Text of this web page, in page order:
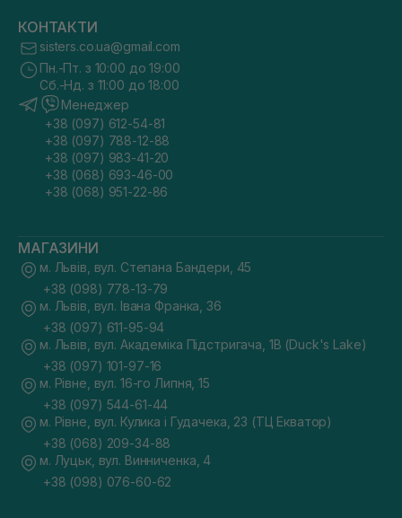
КОНТАКТИ
sisters.co.ua@gmail.com
Пн.-Пт. з 10:00 до 19:00
Сб.-Нд. з 11:00 до 18:00
Менеджер
+38 (097) 612-54-81
+38 (097) 788-12-88
+38 (097) 983-41-20
+38 (068) 693-46-00
+38 (068) 951-22-86
МАГАЗИНИ
м. Львів, вул. Степана Бандери, 45
+38 (098) 778-13-79
м. Львів, вул. Івана Франка, 36
+38 (097) 611-95-94
м. Львів, вул. Академіка Підстригача, 1В (Duck's Lake)
+38 (097) 101-97-16
м. Рівне, вул. 16-го Липня, 15
+38 (097) 544-61-44
м. Рівне, вул. Кулика і Гудачека, 23 (ТЦ Екватор)
+38 (068) 209-34-88
м. Луцьк, вул. Винниченка, 4
+38 (098) 076-60-62